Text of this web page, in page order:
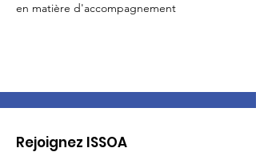
en matière d'accompagnement
Rejoignez ISSOA